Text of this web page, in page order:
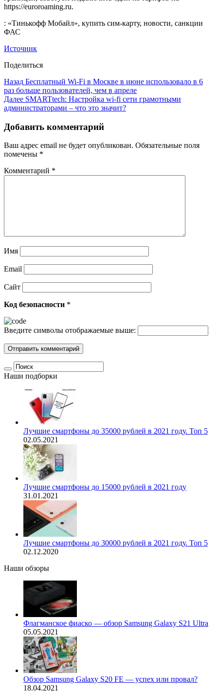
https://euroroaming.ru.
: «Тинькофф Мобайл», купить сим-карту, новости, санкции
ФАС
Источник
Поделиться
Назад Бесплатный Wi-Fi в Москве в июне использовало в 6
раз больше пользователей, чем в апреле
Далее SMARTtech: Настройка wi-fi сети грамотными
администраторами – что это значит?
Добавить комментарий
Ваш адрес email не будет опубликован. Обязательные поля
помечены *
Комментарий *
Имя
Email
Сайт
Код безопасности *
Введите символы отображаемые выше:
Наши подборки
Лучшие смартфоны до 35000 рублей в 2021 году. Топ 5
02.05.2021
Лучшие смартфоны до 15000 рублей в 2021 году
31.01.2021
Лучшие смартфоны до 30000 рублей в 2021 году. Топ 5
02.12.2020
Наши обзоры
Флагманское фиаско — обзор Samsung Galaxy S21 Ultra
05.05.2021
Обзор Samsung Galaxy S20 FE — успех или провал?
18.04.2021